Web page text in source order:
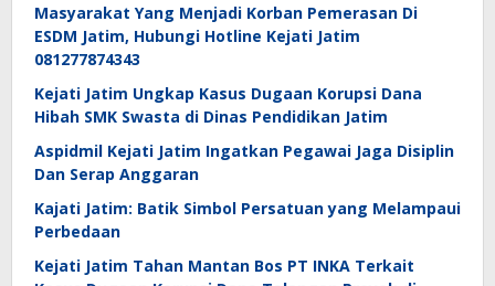
Masyarakat Yang Menjadi Korban Pemerasan Di
ESDM Jatim, Hubungi Hotline Kejati Jatim
081277874343
Kejati Jatim Ungkap Kasus Dugaan Korupsi Dana
Hibah SMK Swasta di Dinas Pendidikan Jatim
Aspidmil Kejati Jatim Ingatkan Pegawai Jaga Disiplin
Dan Serap Anggaran
Kajati Jatim: Batik Simbol Persatuan yang Melampaui
Perbedaan
Kejati Jatim Tahan Mantan Bos PT INKA Terkait